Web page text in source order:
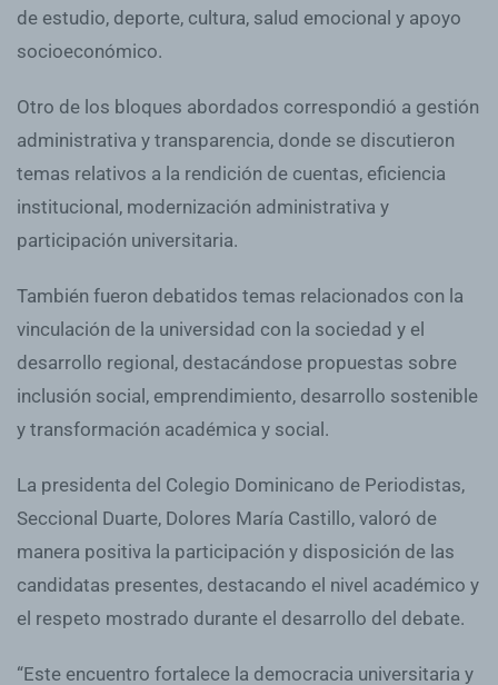
de estudio, deporte, cultura, salud emocional y apoyo
socioeconómico.
Otro de los bloques abordados correspondió a gestión
administrativa y transparencia, donde se discutieron
temas relativos a la rendición de cuentas, eficiencia
institucional, modernización administrativa y
participación universitaria.
También fueron debatidos temas relacionados con la
vinculación de la universidad con la sociedad y el
desarrollo regional, destacándose propuestas sobre
inclusión social, emprendimiento, desarrollo sostenible
y transformación académica y social.
La presidenta del Colegio Dominicano de Periodistas,
Seccional Duarte, Dolores María Castillo, valoró de
manera positiva la participación y disposición de las
candidatas presentes, destacando el nivel académico y
el respeto mostrado durante el desarrollo del debate.
“Este encuentro fortalece la democracia universitaria y